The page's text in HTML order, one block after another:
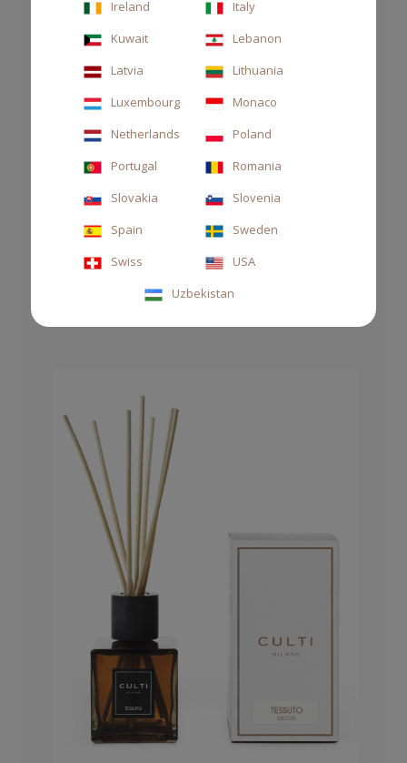
47,00 €
Ireland
Italy
Kuwait
Lebanon
Latvia
Lithuania
Luxembourg
Monaco
Netherlands
Poland
Portugal
Romania
Slovakia
Slovenia
Spain
Sweden
Swiss
USA
Uzbekistan